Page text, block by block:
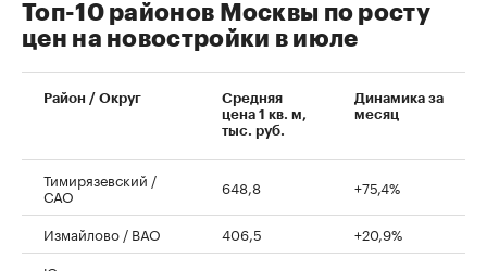
00:00 / 00:00
Топ-10 районов Москвы по росту
цен на новостройки в июле
Район / Округ
Средняя
цена 1 кв. м,
тыс. руб.
Динамика за
месяц
Тимирязевский /
САО 648,8 +75,4%
Измайлово / ВАО 406,5
+20,9%